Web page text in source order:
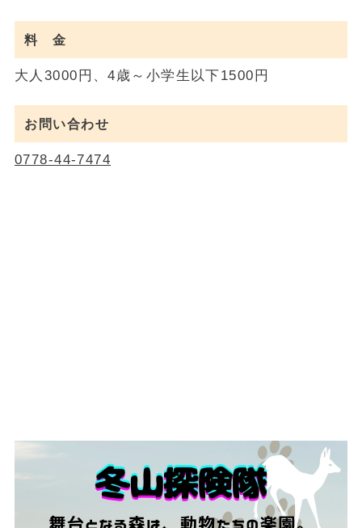
料 金
大人3000円、4歳～小学生以下1500円
お問い合わせ
0778-44-7474